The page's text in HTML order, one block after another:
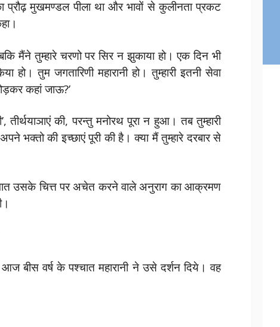
मुखमण्डल पीला था और भावों से कुलीनता प्रकट
मैंने तुम्हारे चरणो पर सिर न झुकाया हो। एक दिन भी
हो। तुम जगतारिणी महारानी हो। तुम्हारी इतनी सेवा
कहां जाऊ?’
की, परन्तु मनोरथ पूरा न हुआ। तब तुम्हारी
की इच्छाएं पूरी की है। क्या मैं तुम्हारे दरबार से
उसके चित्त पर अचेत करने वाले अनुराग का आक्रमण
बीस वर्ष के पश्चात महारानी ने उसे दर्शन दिये। वह